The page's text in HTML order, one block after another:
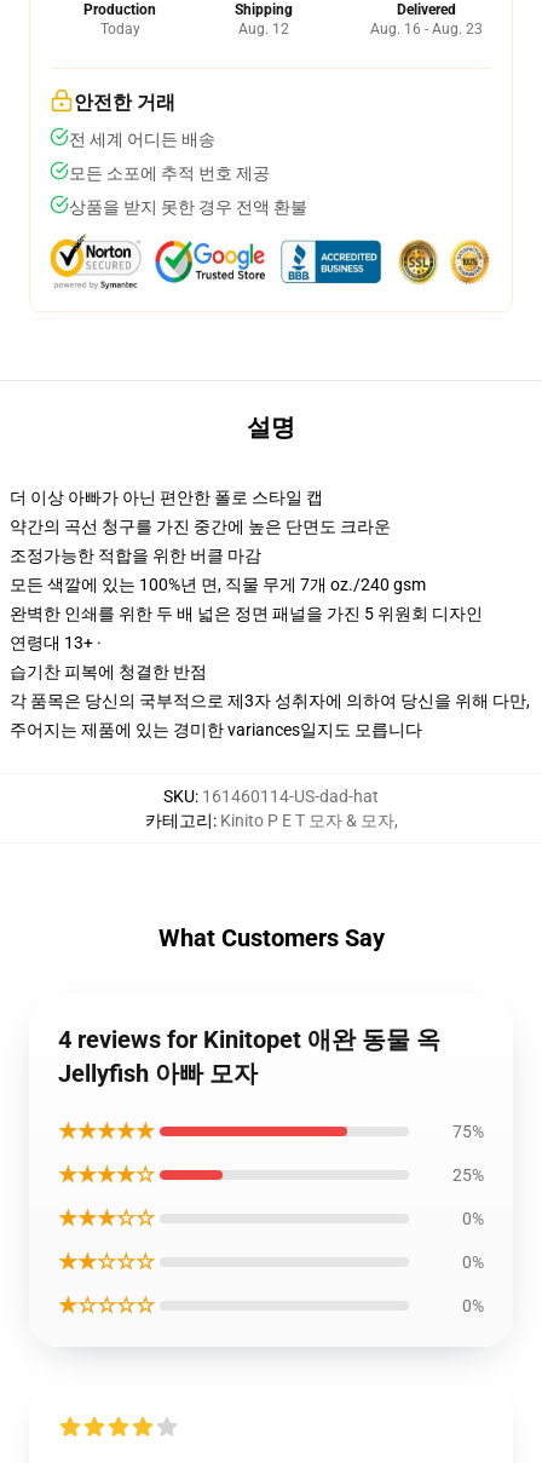
Production
Today
Shipping
Aug. 12
Delivered
Aug. 16 - Aug. 23
안전한 거래
전 세계 어디든 배송
모든 소포에 추적 번호 제공
상품을 받지 못한 경우 전액 환불
설명
더 이상 아빠가 아닌 편안한 폴로 스타일 캡
약간의 곡선 청구를 가진 중간에 높은 단면도 크라운
조정가능한 적합을 위한 버클 마감
모든 색깔에 있는 100%년 면, 직물 무게 7개 oz./240 gsm
완벽한 인쇄를 위한 두 배 넓은 정면 패널을 가진 5 위원회 디자인
연령대 13+ ·
습기찬 피복에 청결한 반점
각 품목은 당신의 국부적으로 제3자 성취자에 의하여 당신을 위해 다만,
주어지는 제품에 있는 경미한 variances일지도 모릅니다
SKU: 161460114-US-dad-hat
카테고리: Kinito P E T 모자 & 모자,
What Customers Say
4 reviews for Kinitopet 애완 동물 옥
Jellyfish 아빠 모자
★★★★★ 75%
★★★★☆ 25%
★★★☆☆ 0%
★★☆☆☆ 0%
★☆☆☆☆ 0%